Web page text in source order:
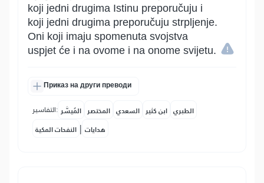
koji jedni drugima Istinu preporučuju i
koji jedni drugima preporučuju strpljenje.
Oni koji imaju spomenuta svojstva
uspjet će i na ovome i na onome svijetu.
Приказ на други преводи
التفاسير: المُيسَّر المختصر السعدي ابن كثير الطبري
النفحات المكية | هدايات